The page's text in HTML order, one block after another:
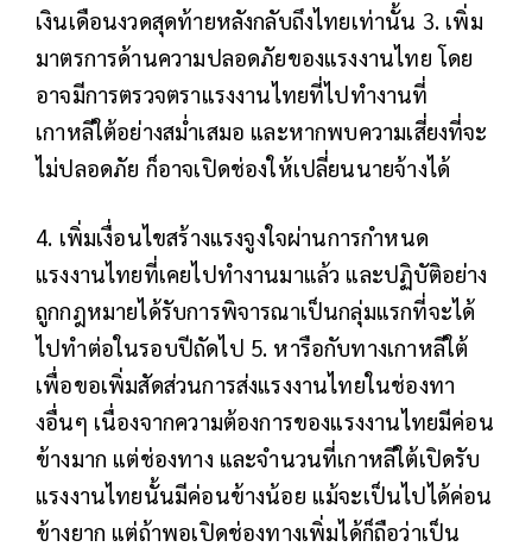
เงินเดือนงวดสุดท้ายหลังกลับถึงไทยเท่านั้น 3. เพิ่ม
มาตรการด้านความปลอดภัยของแรงงานไทย โดย
อาจมีการตรวจตราแรงงานไทยที่ไปทำงานที่
เกาหลีใต้อย่างสม่ำเสมอ และหากพบความเสี่ยงที่จะ
ไม่ปลอดภัย ก็อาจเปิดช่องให้เปลี่ยนนายจ้างได้
4. เพิ่มเงื่อนไขสร้างแรงจูงใจผ่านการกำหนด
แรงงานไทยที่เคยไปทำงานมาแล้ว และปฏิบัติอย่าง
ถูกกฎหมายได้รับการพิจารณาเป็นกลุ่มแรกที่จะได้
ไปทำต่อในรอบปีถัดไป 5. หารือกับทางเกาหลีใต้
เพื่อขอเพิ่มสัดส่วนการส่งแรงงานไทยในช่องทา
งอื่นๆ เนื่องจากความต้องการของแรงงานไทยมีค่อน
ข้างมาก แต่ช่องทาง และจำนวนที่เกาหลีใต้เปิดรับ
แรงงานไทยนั้นมีค่อนข้างน้อย แม้จะเป็นไปได้ค่อน
ข้างยาก แต่ถ้าพอเปิดช่องทางเพิ่มได้ก็ถือว่าเป็น